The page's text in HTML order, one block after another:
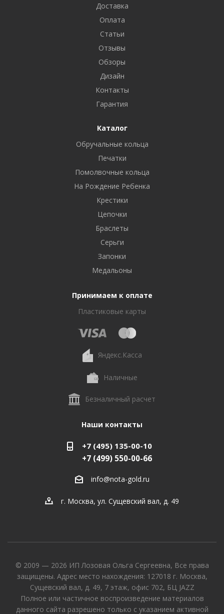
Доставка
Оплата
Статьи
Отзывы
Обзоры
Дизайн
Контакты
Гарантия
Каталог
Обручальные кольца
Печатки
Помолвочные кольца
На Рождение Ребенка
Крестики
Цепочки
Браслеты
Серьги
Запонки
Медальоны
Принимаем к оплате
Пластиковые карты
Яндекс.Касса
Наличные
Безналичный расчет
Наши контакты
+7 (495) 135-00-10
+7 (499) 550-00-66
info@nota-gold.ru
г. Москва, ул. Сущевский вал, д. 49
© 2009 — 2026 ИП Лозовая Ольга Сергеевна, Все права
защищены. Адрес место нахождения: 127018 г. Москва,
Сущевский вал, д. 49, 7 этаж, офис 702, БЦ JAZZ
Полное или частичное воспроизведение материалов
данного сайта разрешено только с указанием активной